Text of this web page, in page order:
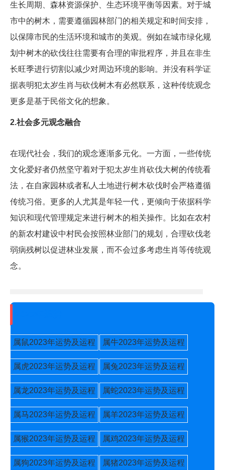
生长周期、森林资源保护、生态环境平衡等因素。对于城
市中的树木，需要遵循园林部门的相关规定和时间安排，
以保障市民的生活环境和城市的美观。例如在城市绿化规
划中树木的砍伐往往需要有合理的审批程序，并且在非生
长旺季进行切割以减少对周边环境的影响。并没有科学证
据表明犯太岁生肖与砍伐树木有必然联系，这种传统观念
更多是基于民俗文化的想象。
2.社会多元观念融合
在现代社会，我们的观念逐渐多元化。一方面，一些传统
文化爱好者仍然坚守着对于犯太岁生肖砍伐大树的传统看
法，在自家园林或者私人土地进行树木砍伐时会严格遵循
传统习俗。更多的人尤其是年轻一代，更倾向于依据科学
知识和现代管理规定来进行树木的相关操作。比如在农村
的新农村建设中村民会按照林业部门的规划，合理砍伐老
弱病残树以促进林业发展，而不会过多考虑生肖等传统观
念。
属鼠2023年运势及运程 属牛2023年运势及运程
属虎2023年运势及运程 属兔2023年运势及运程
属龙2023年运势及运程 属蛇2023年运势及运程
属马2023年运势及运程 属羊2023年运势及运程
属猴2023年运势及运程 属鸡2023年运势及运程
属狗2023年运势及运程 属猪2023年运势及运程